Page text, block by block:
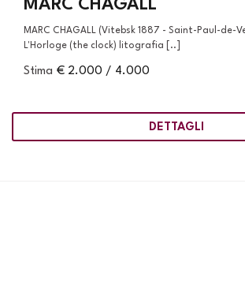
MARC CHAGALL
MARC CHAGALL (Vitebsk 1887 - Saint-Paul-de-Vence 1985)
L'Horloge (the clock) litografia [..]
Stima € 2.000 / 4.000
DETTAGLI